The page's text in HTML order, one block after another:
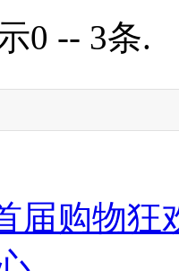
0 -- 3条.
届购物狂